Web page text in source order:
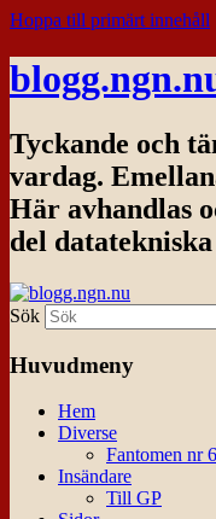
Hoppa till primärt innehåll
Tyckande och
vardag.
Här avhandlas
del
Sök
Huvudmeny
Hem
Diverse
Fantomen nr
Insändare
Till GP